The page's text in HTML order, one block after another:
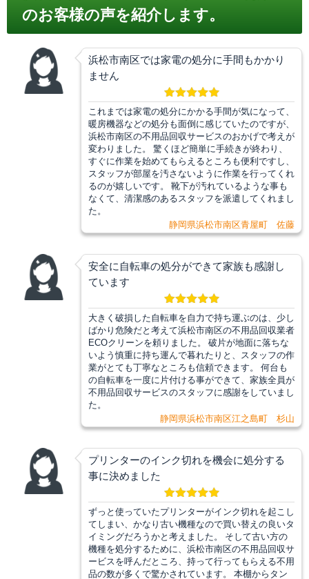
のお客様の声を紹介します。
浜松市南区では家電の処分に手間もかかり
ません
これまでは家電の処分にかかる手間が気になって、
暖房機器などの処分も面倒に感じていたのですが、
浜松市南区の不用品回収サービスのおかげで考えが
変わりました。 驚くほど簡単に手続きが終わり、
すぐに作業を始めてもらえるところも便利ですし、
スタッフが部屋を汚さないように作業を行ってくれ
るのが嬉しいです。 靴下が汚れているような事も
なくて、清潔感のあるスタッフを派遣してくれまし
た。
静岡県浜松市南区青屋町 佐藤
安全に自転車の処分ができて家族も感謝し
ています
大きく破損した自転車を自力で持ち運ぶのは、少し
ばかり危険だと考えて浜松市南区の不用品回収業者
ECOクリーンを頼りました。 破片が地面に落ちな
いよう慎重に持ち運んで暮れたりと、スタッフの作
業がとても丁寧なところも信頼できます。 何台も
の自転車を一度に片付ける事ができて、家族全員が
不用品回収サービスのスタッフに感謝をしていまし
た。
静岡県浜松市南区江之島町 杉山
プリンターのインク切れを機会に処分する
事に決めました
ずっと使っていたプリンターがインク切れを起こし
てしまい、かなり古い機種なので買い替えの良いタ
イミングだろうかと考えました。 そして古い方の
機種を処分するために、浜松市南区の不用品回収サ
ービスを呼んだところ、持って行ってもらえる不用
品の数が多くで驚かされています。 本棚からタン